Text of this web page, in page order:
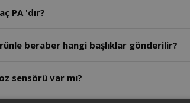
PA 'dır?
beraber hangi başlıklar gönderilir?
sensörü var mı?